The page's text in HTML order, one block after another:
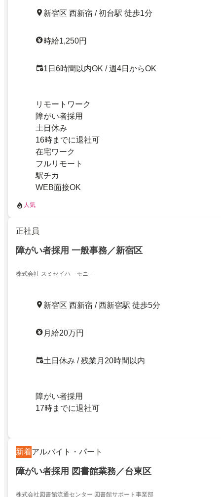
新宿区 西新宿 / 初台駅 徒歩1分
時給1,250円
1日6時間以内OK / 週4日からOK
リモートワーク
障がい者採用
土日休み
16時までに退社可
在宅ワーク
フルリモート
駅チカ
WEB面接OK
人気
正社員
障がい者採用 一般事務／新宿区
株式会社 スミセイハ－モニ－
新宿区 西新宿 / 西新宿駅 徒歩5分
月給20万円
土日休み / 残業月20時間以内
障がい者採用
17時までに退社可
新着アルバイト・パート
障がい者採用 図書館業務／台東区
株式会社図書館流通センター 図書館サポート事業部